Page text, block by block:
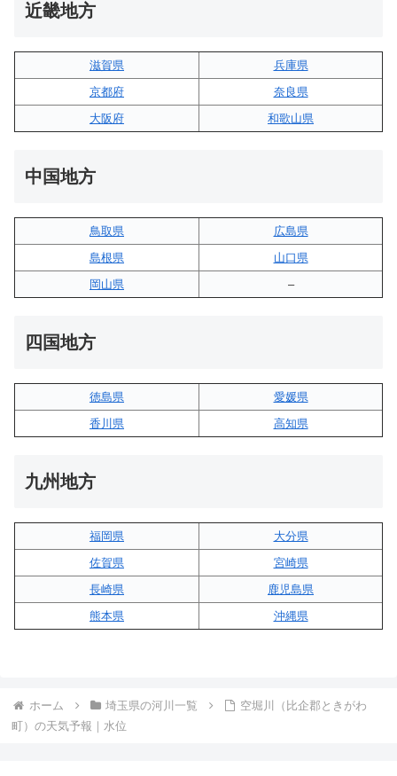
近畿地方
滋賀県
兵庫県
京都府
奈良県
大阪府
和歌山県
中国地方
鳥取県
広島県
島根県
山口県
岡山県
–
四国地方
徳島県
愛媛県
香川県
高知県
九州地方
福岡県
大分県
佐賀県
宮崎県
長崎県
鹿児島県
熊本県
沖縄県
ホーム 埼玉県の河川一覧
空堀川（比企郡ときがわ
町）の天気予報｜水位